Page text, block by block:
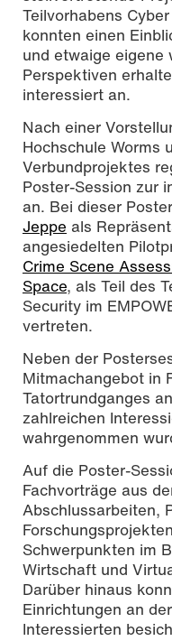
Teilvorhabens
konnten einen
und etwaige eigene
Perspektiven
interessiert an.
Nach einer
Hochschule Worms
Verbundprojektes
Poster-Session zur
an. Bei dieser
Jeppe als
angesiedelten
Crime Scene
Space, als Teil des
Security im
vertreten.
Neben der
Mitmachangebot in
Tatortrundganges
zahlreichen
wahrgenommen
Auf die Poster-
Fachvorträge aus
Abschlussarbeiten,
Schwerpunkten im
Wirtschaft und
Darüber hinaus
Einrichtungen an
Interessierten